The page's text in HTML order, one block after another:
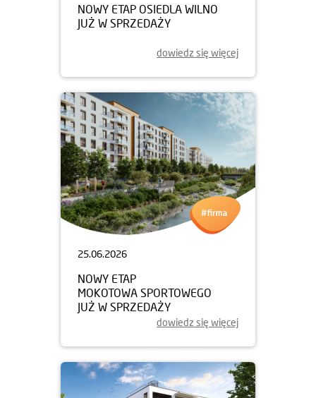
NOWY ETAP OSIEDLA WILNO
JUŻ W SPRZEDAŻY
dowiedz się więcej
25.06.2026
NOWY ETAP
MOKOTOWA SPORTOWEGO
JUŻ W SPRZEDAŻY
dowiedz się więcej